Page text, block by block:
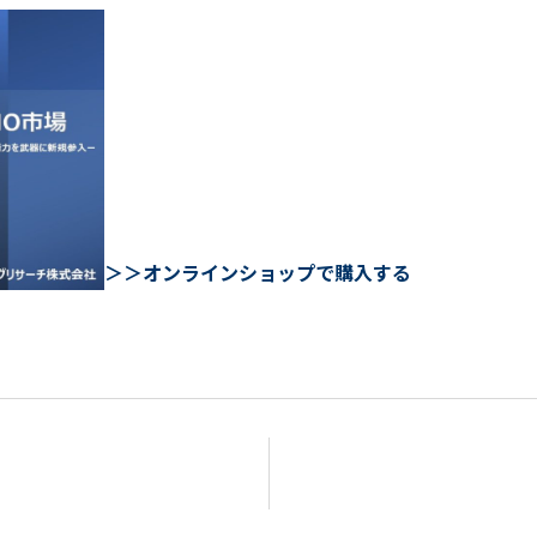
＞＞オンラインショップで購入する